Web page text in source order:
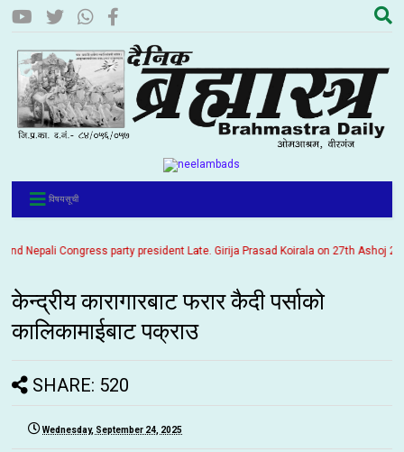
विषयसूची
Congress party president Late. Girija Prasad Koirala on 27th Ashoj
केन्द्रीय कारागारबाट फरार कैदी पर्साको
कालिकामाईबाट पक्राउ
SHARE: 520
Wednesday, September 24, 2025